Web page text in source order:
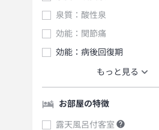
泉質：酸性泉
効能：関節痛
効能：病後回復期
もっと見る
お部屋の特徴
露天風呂付客室